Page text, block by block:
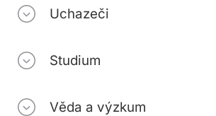
Uchazeči
Studium
Věda a výzkum